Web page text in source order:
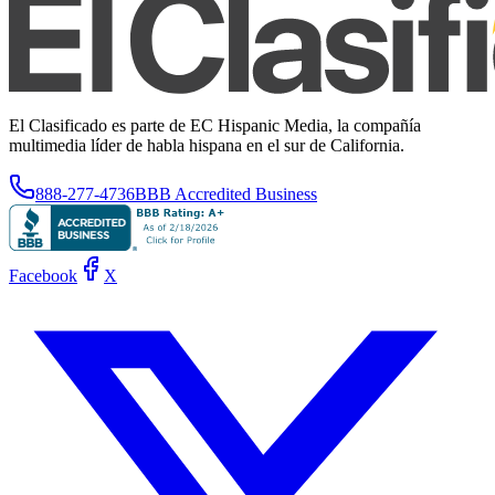
El Clasificado es parte de EC Hispanic Media, la compañía
multimedia líder de habla hispana en el sur de California.
888-277-4736BBB Accredited Business
Facebook X